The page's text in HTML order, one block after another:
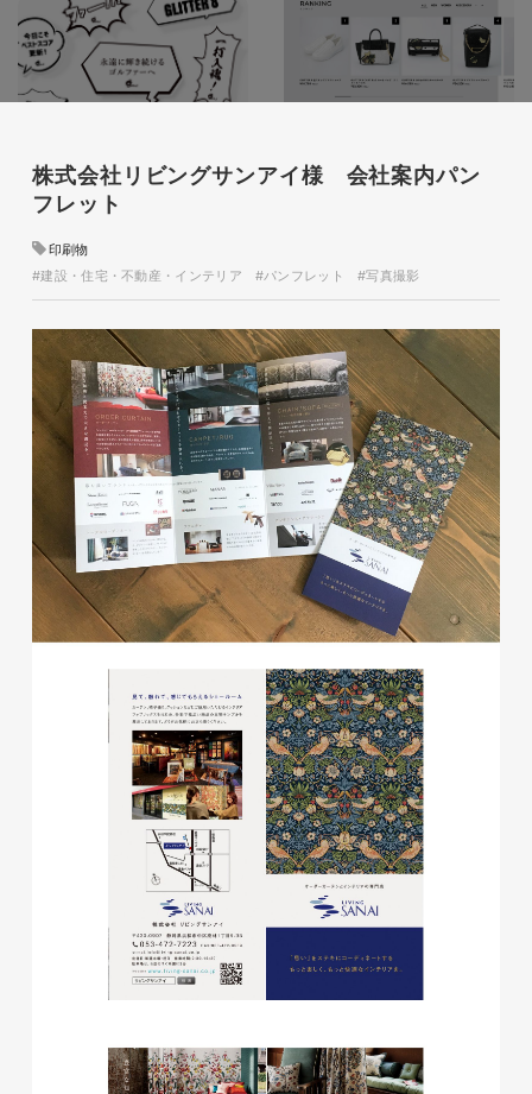
#HTML/CSSコーディング
#レスポンシブWebデザイン
glitter8様 吹き出しPOP
印刷物
#アパレル・ファッション
glitter8様 チラシ
#アパレル・ファッション
glitter8様 カタログ
印刷物
#アパレル・ファッション
#カタログ
磐田商工会議所様 磐田市商店
会連盟チラシ
#公共・行政・団体
株式会社リビングサンアイ様 会社案内パン
フレット
印刷物
#建設・住宅・不動産・インテリア
#パンフレット #写真撮影